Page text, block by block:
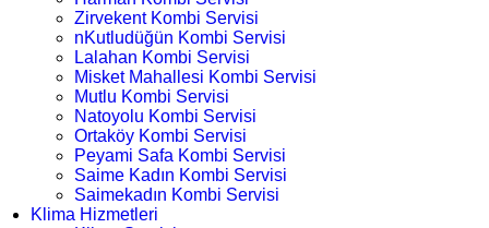
Zirvekent Kombi Servisi
nKutludüğün Kombi Servisi
Lalahan Kombi Servisi
Misket Mahallesi Kombi Servisi
Mutlu Kombi Servisi
Natoyolu Kombi Servisi
Ortaköy Kombi Servisi
Peyami Safa Kombi Servisi
Saime Kadın Kombi Servisi
Saimekadın Kombi Servisi
Klima Hizmetleri